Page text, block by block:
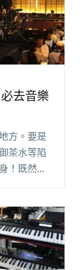
去音樂
方。要是
茶水等陷
！既然荷
大啖一些
"想在東
推薦：